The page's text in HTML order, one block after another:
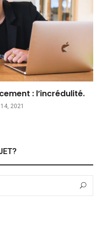
: l’incrédulité.
2021